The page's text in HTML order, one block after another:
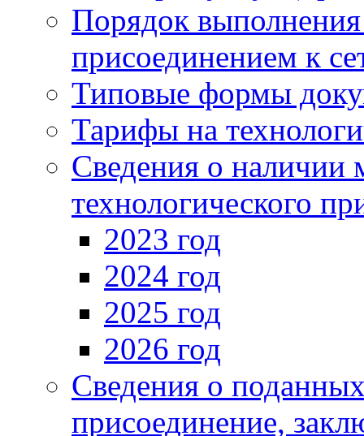
Порядок
присоединением к
Типовые формы
Тарифы на
Сведения о наличии
технологического
2023 год
2024 год
2025 год
2026 год
Сведения о
присоединение,